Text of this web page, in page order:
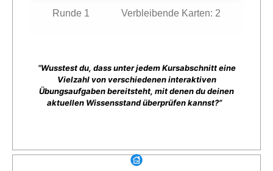
“Wusstest du, dass unter jedem Kursabschnitt eine
Vielzahl von verschiedenen interaktiven
Übungsaufgaben bereitsteht, mit denen du deinen
aktuellen Wissensstand überprüfen kannst?”